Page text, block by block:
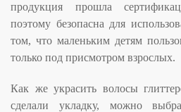
продукция прошла
поэтому безопасна для
том, что маленьким детям
только под присмотром взрослых.
Как же украсить волосы
сделали укладку, можно